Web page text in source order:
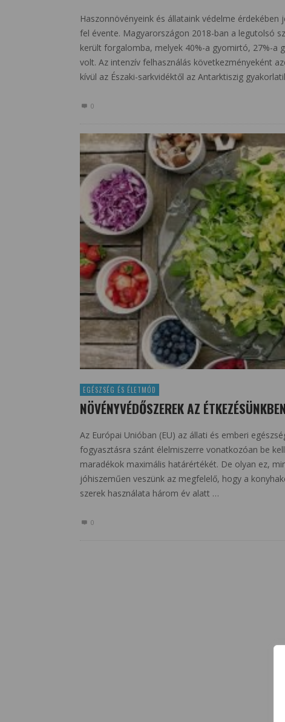
Haszonnövényeink és állataink védelme
fel évente. Magyarországon 2018-ban a legutolsó
került forgalomba, melyek 40%-a gyomirtó, 27%-a
volt. Az intenzív felhasználás következményeként
kívül az Északi-sarkvidéktől az Antarktiszig
0
EGÉSZSÉG ÉS ÉLETMÓD
NÖVÉNYVÉDŐSZEREK AZ
Az Európai Unióban (EU) az állati és emberi
fogyasztásra szánt élelmiszerre vonatkozóan be
maradékok maximális határértékét. De olyan ez,
jóhiszeműen veszünk az megfelelő, hogy a
szerek használata három év alatt …
0